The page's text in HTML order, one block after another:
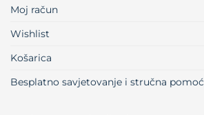
Moj račun
Wishlist
Košarica
Besplatno savjetovanje i stručna pomoć